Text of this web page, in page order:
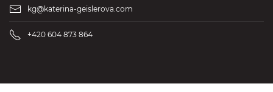
kg@katerina-geislerova.com
+420 604 873 864